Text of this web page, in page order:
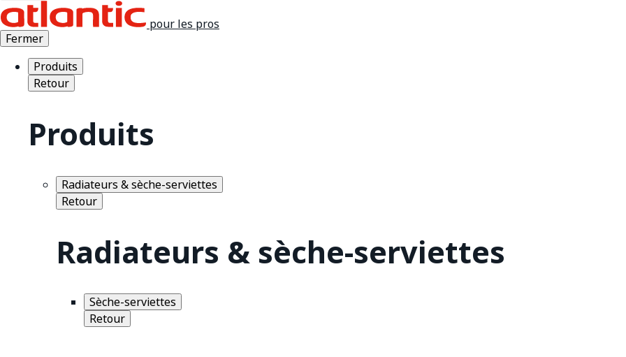
pour les pros
Fermer
Produits
Retour
Produits
Radiateurs & sèche-serviettes
Retour
Radiateurs & sèche-serviettes
Sèche-serviettes
Retour